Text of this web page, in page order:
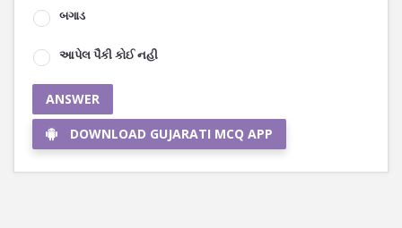
બગાડ
આપેલ પૈકી કોઈ નહી
ANSWER
DOWNLOAD GUJARATI MCQ APP